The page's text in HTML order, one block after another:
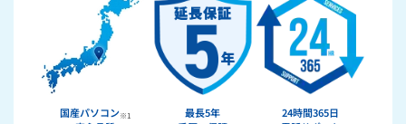
国産パソコン※1
最長5年
24時間365日